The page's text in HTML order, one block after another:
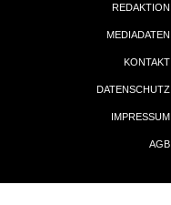
REDAKTION
MEDIADATEN
KONTAKT
DATENSCHUTZ
IMPRESSUM
AGB